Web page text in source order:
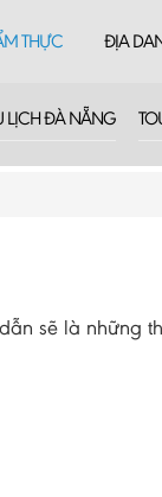
THỰC ĐỊA
LỊCH ĐÀ NẴNG
sẽ là những